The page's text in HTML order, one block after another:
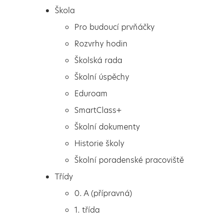
Pro budoucí prvňáčky
Rozvrhy hodin
Školská rada
Škola
Pro budoucí prvňáčky
Rozvrhy hodin
Školská rada
Školní úspěchy
Eduroam
SmartClass+
Školní dokumenty
Historie školy
Školní poradenské pracoviště
Třídy
0. A (přípravná)
1. třída
Družinový kroužek
Keramika